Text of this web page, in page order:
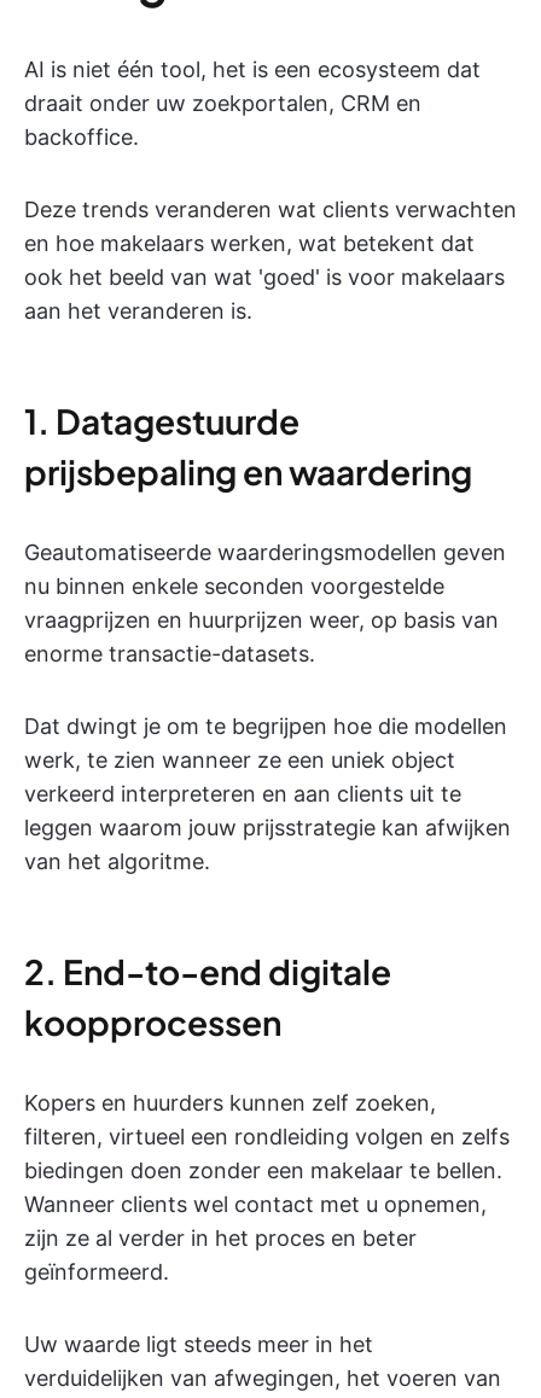
AI is niet één tool, het is een ecosysteem dat
draait onder uw zoekportalen, CRM en
backoffice.
Deze trends veranderen wat clients verwachten
en hoe makelaars werken, wat betekent dat
ook het beeld van wat 'goed' is voor makelaars
aan het veranderen is.
1. Datagestuurde
prijsbepaling en waardering
Geautomatiseerde waarderingsmodellen geven
nu binnen enkele seconden voorgestelde
vraagprijzen en huurprijzen weer, op basis van
enorme transactie-datasets.
Dat dwingt je om te begrijpen hoe die modellen
werk, te zien wanneer ze een uniek object
verkeerd interpreteren en aan clients uit te
leggen waarom jouw prijsstrategie kan afwijken
van het algoritme.
2. End-to-end digitale
koopprocessen
Kopers en huurders kunnen zelf zoeken,
filteren, virtueel een rondleiding volgen en zelfs
biedingen doen zonder een makelaar te bellen.
Wanneer clients wel contact met u opnemen,
zijn ze al verder in het proces en beter
geïnformeerd.
Uw waarde ligt steeds meer in het
verduidelijken van afwegingen, het voeren van